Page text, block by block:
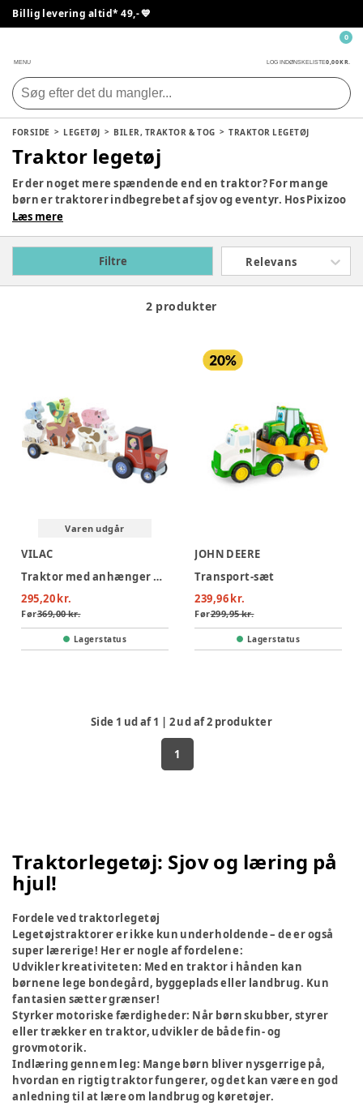
Billig levering altid* 49,- 💙
MENU LOG INDØNSKELISTE0,00 KR.
0
FORSIDE LEGETØJ BILER, TRAKTOR & TOG TRAKTOR LEGETØJ
Traktor legetøj
Er der noget mere spændende end en traktor? For mange
børn er traktorer indbegrebet af sjov og eventyr. Hos Pixizoo
har vi et stort udvalg af traktorlegetøj, der kan bringe smilet
til avancerede traktorer med tilbehør – vi har noget for
enhver lille landmand!
Læs mere
Filtre Relevans
2 produkter
Varen udgår
VILAC
Traktor med anhænger og stabledyr
295,20 kr.
Før369,00 kr.
Lagerstatus
JOHN DEERE
Transport-sæt
239,96 kr.
Før299,95 kr.
Lagerstatus
Side 1 ud af1 | 2ud af2 produkter
1
Traktorlegetøj: Sjov og læring på
hjul!
Fordele ved traktorlegetøj
Legetøjstraktorer er ikke kun underholdende – de er også
super lærerige! Her er nogle af fordelene:
Udvikler kreativiteten: Med en traktor i hånden kan
børnene lege bondegård, byggeplads eller landbrug. Kun
fantasien sætter grænser!
Styrker motoriske færdigheder: Når børn skubber, styrer
eller trækker en traktor, udvikler de både fin- og
grovmotorik.
Indlæring gennem leg: Mange børn bliver nysgerrige på,
hvordan en rigtig traktor fungerer, og det kan være en god
anledning til at lære om landbrug og køretøjer.